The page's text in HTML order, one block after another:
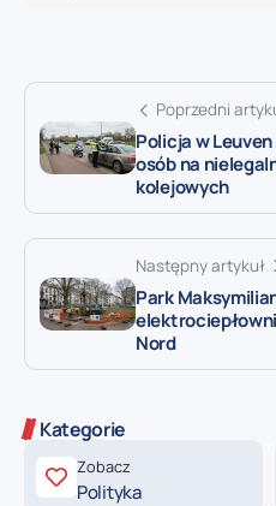
Poprzedni
Policja w
osób na
kolejowych
Następny artykuł
Park
Nord
Kategorie
Zobacz
Polityka